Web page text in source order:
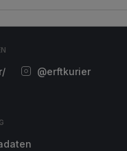
@erftkurier